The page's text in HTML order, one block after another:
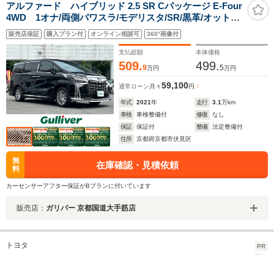
アルファード ハイブリッド 2.5 SR Cパッケージ E-Four
4WD 1オナ/両側パワスラ/モデリスタ/SR/黒革/オットマ
ン/キャプテンシート/レザーステアリング/クルーズコント
ロール/デジタルインナーミラー/純正ディスプレイオーデ
ィオ/BSM/ビルトインETC/
販売店保証 購入プラン付 オンライン相談可 360°画像付
支払総額
509.9万円
本体価格
499.5万円
通常ローン 月々59,100円
年式 2021年 走行 3.1万km
車検
車検整備付 修復
なし
保証
保証付 整備
法定整備付
住所
京都府京都市伏見区
無
料
在庫確認・見積依頼
カーセンサーアフター保証がBプランに付いています
販売店： ガリバー 京都国道大手筋店
トヨタ PR